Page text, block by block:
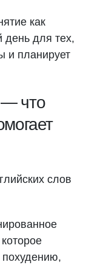
как
для тех,
и планирует
— что
слов
похудению,